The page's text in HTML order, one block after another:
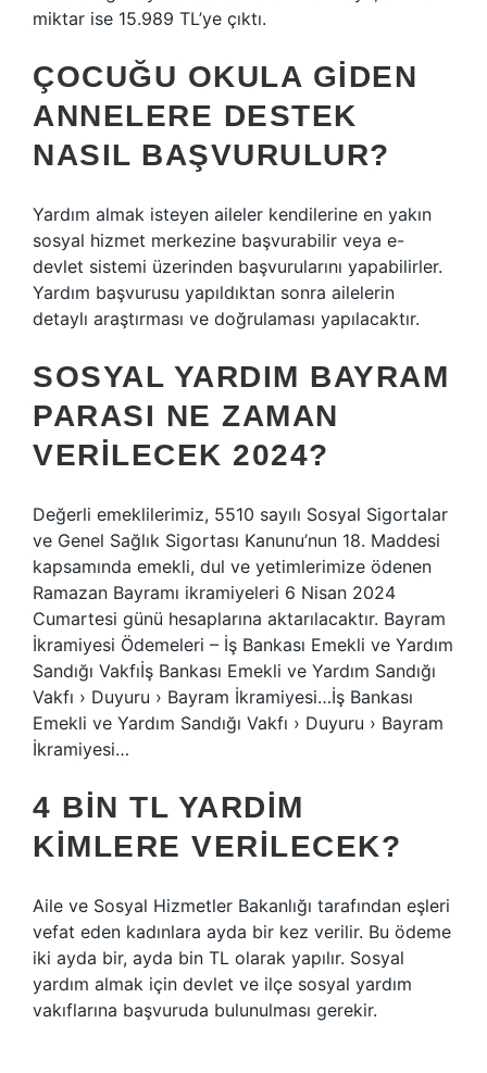
miktar ise 15.989 TL’ye çıktı.
ÇOCUĞU OKULA GIDEN
ANNELERE DESTEK
NASIL BAŞVURULUR?
Yardım almak isteyen aileler kendilerine en yakın
sosyal hizmet merkezine başvurabilir veya e-
devlet sistemi üzerinden başvurularını yapabilirler.
Yardım başvurusu yapıldıktan sonra ailelerin
detaylı araştırması ve doğrulaması yapılacaktır.
SOSYAL YARDIM BAYRAM
PARASI NE ZAMAN
VERILECEK 2024?
Değerli emeklilerimiz, 5510 sayılı Sosyal Sigortalar
ve Genel Sağlık Sigortası Kanunu’nun 18. Maddesi
kapsamında emekli, dul ve yetimlerimize ödenen
Ramazan Bayramı ikramiyeleri 6 Nisan 2024
Cumartesi günü hesaplarına aktarılacaktır. Bayram
İkramiyesi Ödemeleri – İş Bankası Emekli ve Yardım
Sandığı Vakfıİş Bankası Emekli ve Yardım Sandığı
Vakfı › Duyuru › Bayram İkramiyesi…İş Bankası
Emekli ve Yardım Sandığı Vakfı › Duyuru › Bayram
İkramiyesi…
4 BIN TL YARDIM
KIMLERE VERILECEK?
Aile ve Sosyal Hizmetler Bakanlığı tarafından eşleri
vefat eden kadınlara ayda bir kez verilir. Bu ödeme
iki ayda bir, ayda bin TL olarak yapılır. Sosyal
yardım almak için devlet ve ilçe sosyal yardım
vakıflarına başvuruda bulunulması gerekir.